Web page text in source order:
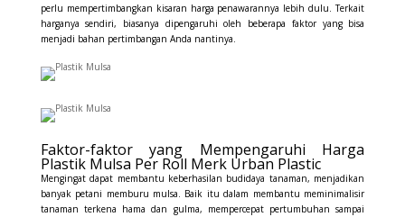
perlu mempertimbangkan kisaran harga penawarannya lebih dulu. Terkait
harganya sendiri, biasanya dipengaruhi oleh beberapa faktor yang bisa
menjadi bahan pertimbangan Anda nantinya.
Faktor-faktor yang Mempengaruhi Harga
Plastik Mulsa Per Roll Merk Urban Plastic
Mengingat dapat membantu keberhasilan budidaya tanaman, menjadikan
banyak petani memburu mulsa. Baik itu dalam membantu meminimalisir
tanaman terkena hama dan gulma, mempercepat pertumbuhan sampai